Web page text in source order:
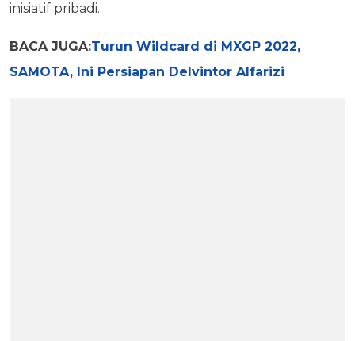
inisiatif pribadi.
BACA JUGA:Turun Wildcard di MXGP 2022,
SAMOTA, Ini Persiapan Delvintor Alfarizi